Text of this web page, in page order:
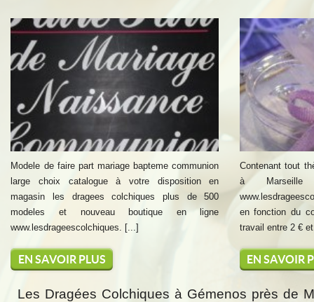
Modele de faire part mariage bapteme communion
large choix catalogue à votre disposition en
magasin les dragees colchiques plus de 500
modeles et nouveau boutique en ligne
www.lesdrageescolchiques. [...]
EN SAVOIR PLUS
Contenant tout
à
en fonction du
travail entre 2 €
EN SAVOIR
Les Dragées Colchiques à Gémenos près de